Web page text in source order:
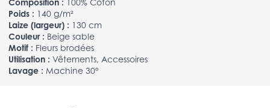
Poids : 140 g/m²
Laize (largeur) : 130 cm
Couleur : Beige sable
Motif : Fleurs brodées
Utilisation : Vêtements, Accessoires
Lavage : Machine 30°